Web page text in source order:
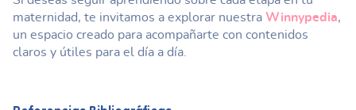
maternidad, te invitamos a explorar nuestra Winnypedia,
un espacio creado para acompañarte con contenidos
claros y útiles para el día a día.